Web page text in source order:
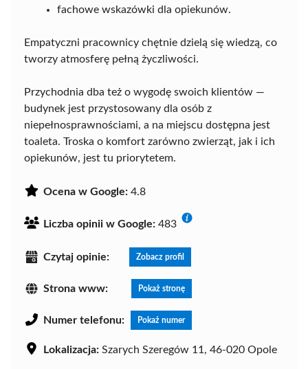
fachowe wskazówki dla opiekunów.
Empatyczni pracownicy chętnie dzielą się wiedzą, co
tworzy atmosferę pełną życzliwości.
Przychodnia dba też o wygodę swoich klientów —
budynek jest przystosowany dla osób z
niepełnosprawnościami, a na miejscu dostępna jest
toaleta. Troska o komfort zarówno zwierząt, jak i ich
opiekunów, jest tu priorytetem.
Ocena w Google: 4.8
Liczba opinii w Google: 483
Czytaj opinie: Zobacz profil
Strona www: Pokaż stronę
Numer telefonu: Pokaż numer
Lokalizacja: Szarych Szeregów 11, 46-020 Opole